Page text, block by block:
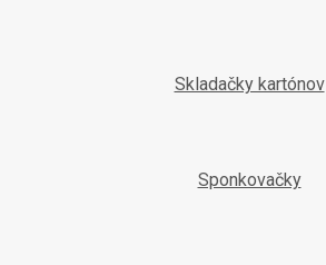
Skladačky kartónov
Sponkovačky